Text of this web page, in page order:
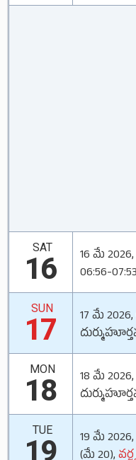
SAT
16 16 మే 2026,
06:56-
SUN
17 17 మే 2026,
MON
18 18 మే 2026,
TUE
19 19 మే 2026,
(మే 20),